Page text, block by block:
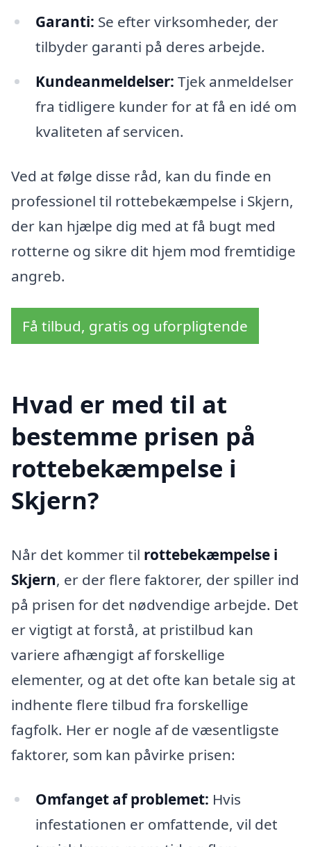
Garanti: Se efter virksomheder, der
tilbyder garanti på deres arbejde.
Kundeanmeldelser: Tjek anmeldelser
fra tidligere kunder for at få en idé om
kvaliteten af servicen.
Ved at følge disse råd, kan du finde en
professionel til rottebekæmpelse i Skjern,
der kan hjælpe dig med at få bugt med
rotterne og sikre dit hjem mod fremtidige
angreb.
Få tilbud, gratis og uforpligtende
Hvad er med til at
bestemme prisen på
rottebekæmpelse i
Skjern?
Når det kommer til rottebekæmpelse i
Skjern, er der flere faktorer, der spiller ind
på prisen for det nødvendige arbejde. Det
er vigtigt at forstå, at pristilbud kan
variere afhængigt af forskellige
elementer, og at det ofte kan betale sig at
indhente flere tilbud fra forskellige
fagfolk. Her er nogle af de væsentligste
faktorer, som kan påvirke prisen:
Omfanget af problemet: Hvis
infestationen er omfattende, vil det